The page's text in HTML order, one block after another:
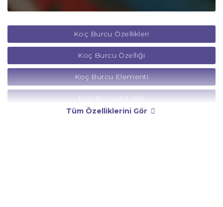
Koç Burcu Özellikleri
Koç Burcu Özelliği
Koç Burcu Elementi
Koç Burcu Niteliği
Tüm Özelliklerini Gör